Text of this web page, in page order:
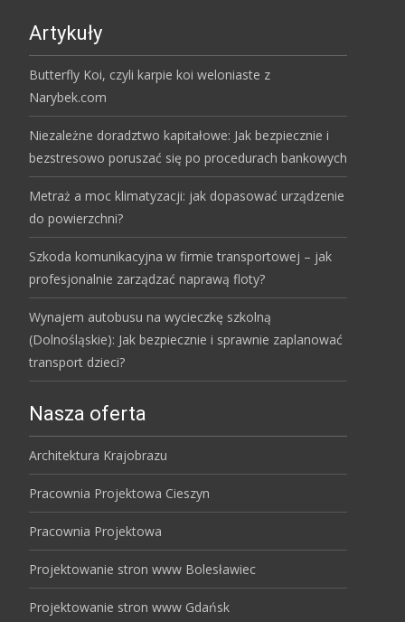
Artykuły
Butterfly Koi, czyli karpie koi weloniaste z
Narybek.com
Niezależne doradztwo kapitałowe: Jak bezpiecznie i
bezstresowo poruszać się po procedurach bankowych
Metraż a moc klimatyzacji: jak dopasować urządzenie
do powierzchni?
Szkoda komunikacyjna w firmie transportowej – jak
profesjonalnie zarządzać naprawą floty?
Wynajem autobusu na wycieczkę szkolną
(Dolnośląskie): Jak bezpiecznie i sprawnie zaplanować
transport dzieci?
Nasza oferta
Architektura Krajobrazu
Pracownia Projektowa Cieszyn
Pracownia Projektowa
Projektowanie stron www Bolesławiec
Projektowanie stron www Gdańsk